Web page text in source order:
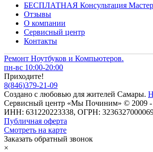
БЕСПЛАТНАЯ Консультация
Отзывы
О компании
Сервисный центр
Контакты
Ремонт Ноутбуков и Компьютеров.
пн-вс 10:00-20:00
Приходите!
8(846)379-21-09
Создано с любовью для жителей Самары.
Сервисный центр «Мы Починим» © 2009 -
ИНН: 631220223338, ОГРН:
Публичная оферта
Смотреть на карте
Заказать обратный звонок
×